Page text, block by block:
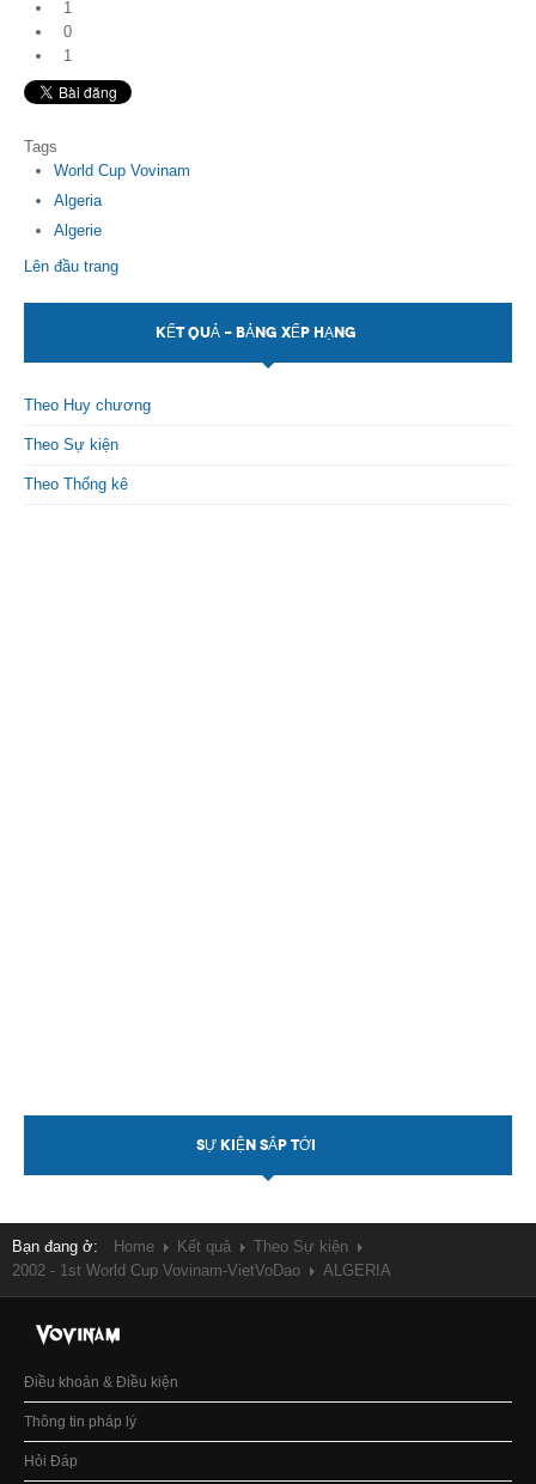
1
0
1
Tags
World Cup Vovinam
Algeria
Algerie
Lên đầu trang
KẾT QUẢ - BẢNG XẾP HẠNG
Theo Huy chương
Theo Sự kiện
Theo Thống kê
SỰ KIỆN SẮP TỚI
Bạn đang ở: Home Kết quả
Theo Sự kiện
2002 - 1st World Cup Vovinam-VietVoDao
ALGERIA
Điều khoản & Điều kiện
Thông tin pháp lý
Hỏi Đáp